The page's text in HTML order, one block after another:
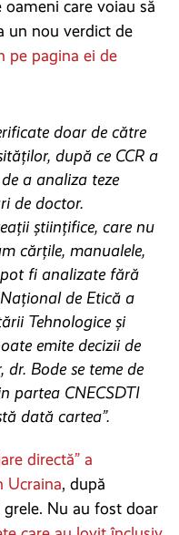
care voiau să
un nou verdict de
pe pagina ei de
doar de către
după ce CCR a
a analiza teze
de doctor.
științifice, care nu
cărțile, manualele,
fi analizate fără
de Etică a
Tehnologice şi
emite decizii de
dr. Bode se teme de
partea CNECSDTI
dată cartea”.
directă” a
Ucraina, după
Nu au fost doar